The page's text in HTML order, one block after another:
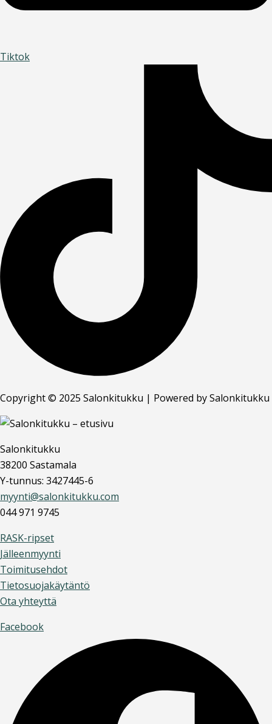
Tiktok
Copyright © 2025 Salonkitukku | Powered by Salonkitukku
Salonkitukku
38200 Sastamala
Y-tunnus: 3427445-6
myynti@salonkitukku.com
044 971 9745
RASK-ripset
Jälleenmyynti
Toimitusehdot
Tietosuojakäytäntö
Ota yhteyttä
Facebook